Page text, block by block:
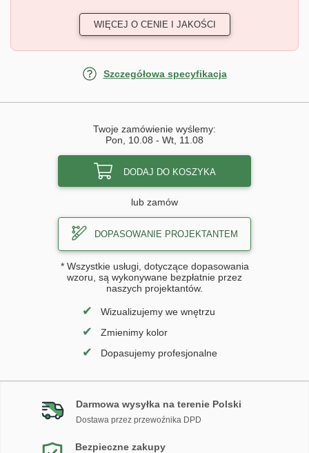
WIĘCEJ O CENIE I JAKOŚCI
Szczegółowa specyfikacja
Twoje zamówienie wyślemy:
Pon, 10.08 - Wt, 11.08
DODAJ DO KOSZYKA
lub zamów
DOPASOWANIE PROJEKTANTEM
* Wszystkie usługi, dotyczące dopasowania
wzoru, są wykonywane bezpłatnie przez
naszych projektantów.
✔ Wizualizujemy we wnętrzu
✔ Zmienimy kolor
✔ Dopasujemy profesjonalne
Darmowa wysyłka na terenie Polski
Dostawa przez przewoźnika DPD
Bezpieczne zakupy